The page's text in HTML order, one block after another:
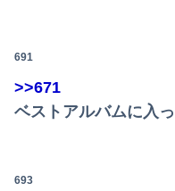
691
>>671
ベストアルバムに入
693